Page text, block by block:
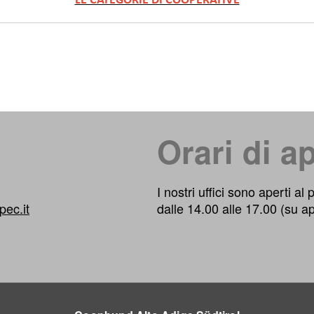
Orari di
I nostri uffici sono aperti al
dalle 14.00 alle 17.00 (su